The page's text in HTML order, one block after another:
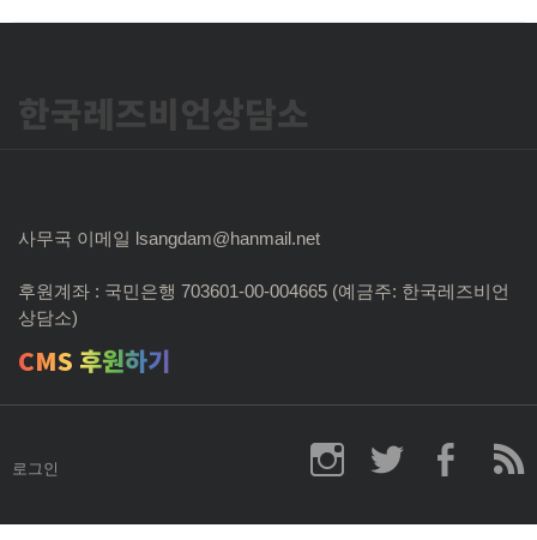
한국레즈비언상담소
사무국 이메일 lsangdam@hanmail.net
후원계좌 : 국민은행 703601-00-004665 (예금주: 한국레즈비언
상담소)
CMS 후원하기
로그인